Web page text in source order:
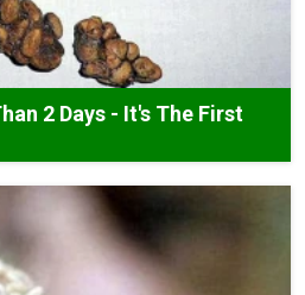
2 Days - It's The First